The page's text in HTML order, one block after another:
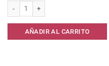
Bolsas camiseta 40 x 50 cm cantidad
AÑADIR AL CARRITO
cantidad